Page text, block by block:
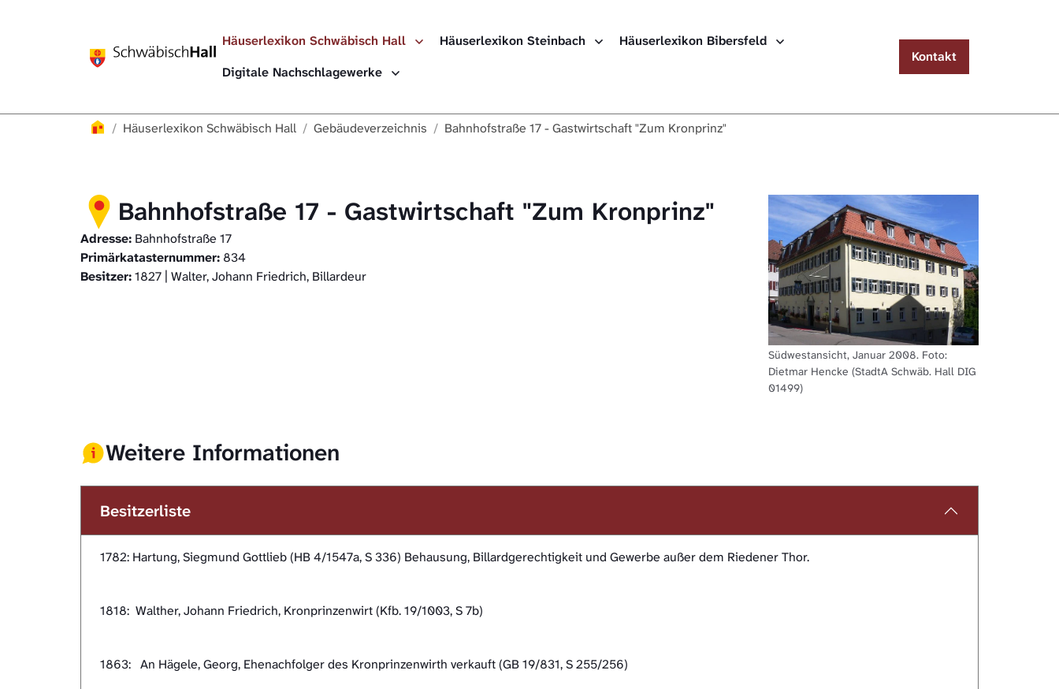
Häuserlexikon Schwäbisch Hall
Häuserlexikon Steinbach
Häuserlexikon Bibersfeld
Digitale Nachschlagewerke
Kontakt
Häuserlexikon
Häuserlexikon Schwäbisch Hall Gebäudeverzeichnis Bahnhofstraße 17 - Gastwirtschaft "Zum Kronprinz"
Bahnhofstraße 17 - Gastwirtschaft "Zum Kronprinz"
Adresse: Bahnhofstraße 17
Primärkatasternummer: 834
Besitzer:1827 | Walter, Johann Friedrich, Billardeur
Südwestansicht, Januar 2008. Foto:
Dietmar Hencke (StadtA Schwäb. Hall DIG
01499)
Weitere Informationen
Besitzerliste
1782: Hartung, Siegmund Gottlieb (HB 4/1547a, S 336) Behausung, Billardgerechtigkeit und Gewerbe außer dem Riedener Thor.
1818: Walther, Johann Friedrich, Kronprinzenwirt (Kfb. 19/1003, S 7b)
1863: An Hägele, Georg, Ehenachfolger des Kronprinzenwirth verkauft (GB 19/831, S 255/256)